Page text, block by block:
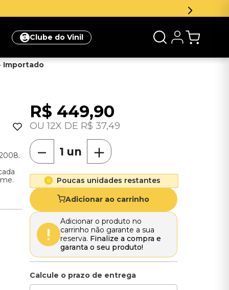
Inscreva-se na newsletter e ganhe
Clube do Vinil
Importado
R$ 449,90
12 R$ 37,49
＋
－
Poucas unidades restantes
Adicionar ao carrinho
Adicionar o produto no
carrinho não garante a sua
reserva. Finalize a compra e
garanta o seu produto!